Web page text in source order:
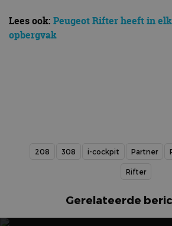
Lees ook: Peugeot Rifter heeft in
opbergvak
208 308 i-cockpit Partner
Rifter
Gerelateerde